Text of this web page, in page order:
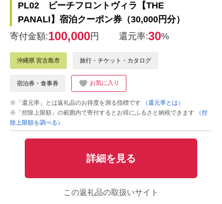
PL02 ビーチフロントヴィラ【THE
PANALI】宿泊クーポン券（30,000円分）
寄付金額:100,000円 還元率:30%
沖縄県 宮古島市 旅行・チケット・カタログ
宿泊券・食事券 お気に入り
※「還元率」とは返礼品のお得度を測る指標です
（還元率とは）
※「控除上限額」の範囲内で寄付するとお得にふるさと納税できます
（控
除上限額を調べる）
詳細を見る
この返礼品の取扱いサイト